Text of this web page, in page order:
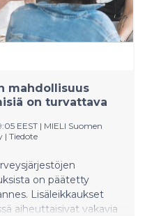
muuttaa
Lapsi- ja
odottavat, että hallitus
kirjatun
lasten oikeuksien
yhteiskunnan kaikilla
mahdollisuus
on turvattava
EEST | MIELI Suomen
| Tiedote
on päätetty
Lisäleikkaukset
aiheuttaisivat vakavia